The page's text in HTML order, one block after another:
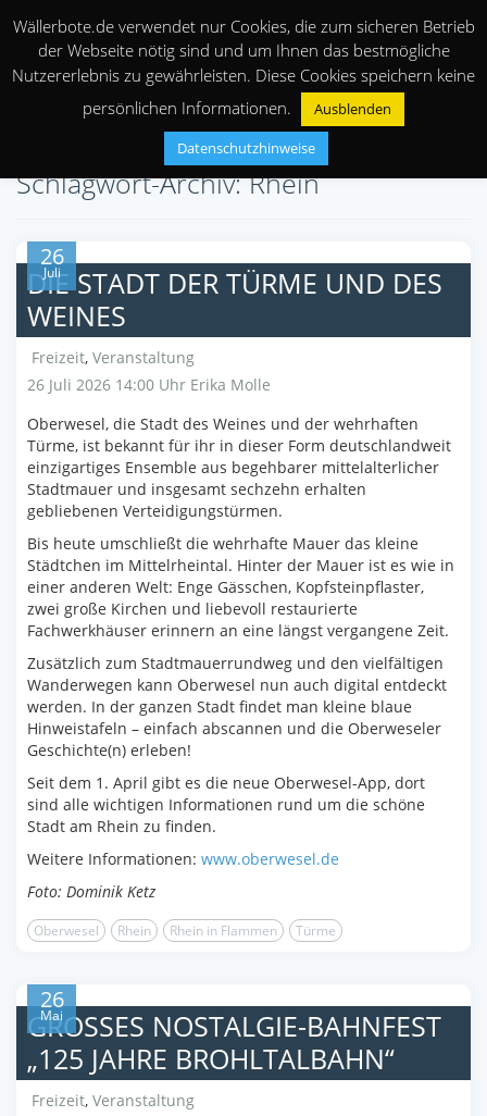
Schlagwort-Archiv: Rhein
26
Juli
DIE STADT DER TÜRME UND DES
WEINES
Freizeit, Veranstaltung
26 Juli 2026 14:00 Uhr Erika Molle
Oberwesel, die Stadt des Weines und der wehrhaften
Türme, ist bekannt für ihr in dieser Form deutschlandweit
einzigartiges Ensemble aus begehbarer mittelalterlicher
Stadtmauer und insgesamt sechzehn erhalten
gebliebenen Verteidigungstürmen.
Bis heute umschließt die wehrhafte Mauer das kleine
Städtchen im Mittelrheintal. Hinter der Mauer ist es wie in
einer anderen Welt: Enge Gässchen, Kopfsteinpflaster,
zwei große Kirchen und liebevoll restaurierte
Fachwerkhäuser erinnern an eine längst vergangene Zeit.
Zusätzlich zum Stadtmauerrundweg und den vielfältigen
Wanderwegen kann Oberwesel nun auch digital entdeckt
werden. In der ganzen Stadt findet man kleine blaue
Hinweistafeln – einfach abscannen und die Oberweseler
Geschichte(n) erleben!
Seit dem 1. April gibt es die neue Oberwesel-App, dort
sind alle wichtigen Informationen rund um die schöne
Stadt am Rhein zu finden.
Weitere Informationen: www.oberwesel.de
Foto: Dominik Ketz
Oberwesel Rhein Rhein in Flammen Türme
26
Mai
GROSSES NOSTALGIE-BAHNFEST „
125 JAHRE BROHLTALBAHN“
Freizeit, Veranstaltung
Wällerbote.de verwendet nur Cookies, die zum sicheren Betrieb
der Webseite nötig sind und um Ihnen das bestmögliche
Nutzererlebnis zu gewährleisten. Diese Cookies speichern keine
persönlichen Informationen.
Ausblenden
Datenschutzhinweise